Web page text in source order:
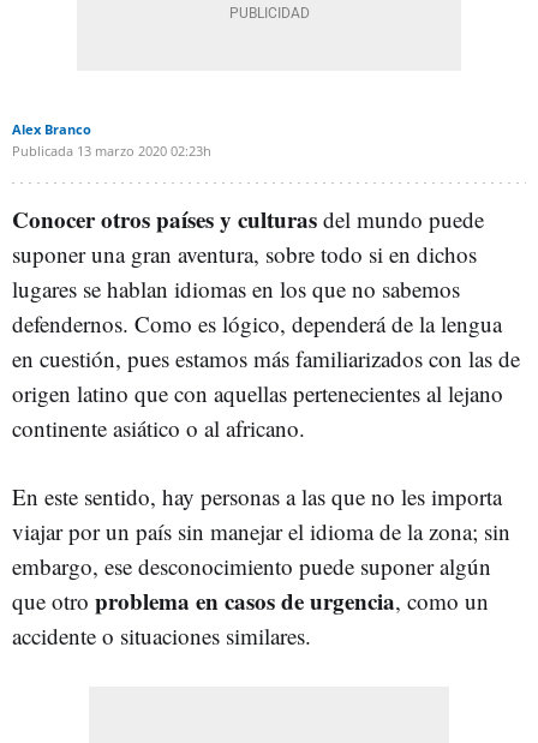
Alex Branco
Publicada 13 marzo 2020 02:23h
Conocer otros países y culturas del mundo puede
suponer una gran aventura, sobre todo si en dichos
lugares se hablan idiomas en los que no sabemos
defendernos. Como es lógico, dependerá de la lengua
en cuestión, pues estamos más familiarizados con las de
origen latino que con aquellas pertenecientes al lejano
continente asiático o al africano.
En este sentido, hay personas a las que no les importa
viajar por un país sin manejar el idioma de la zona; sin
embargo, ese desconocimiento puede suponer algún
que otro problema en casos de urgencia, como un
accidente o situaciones similares.